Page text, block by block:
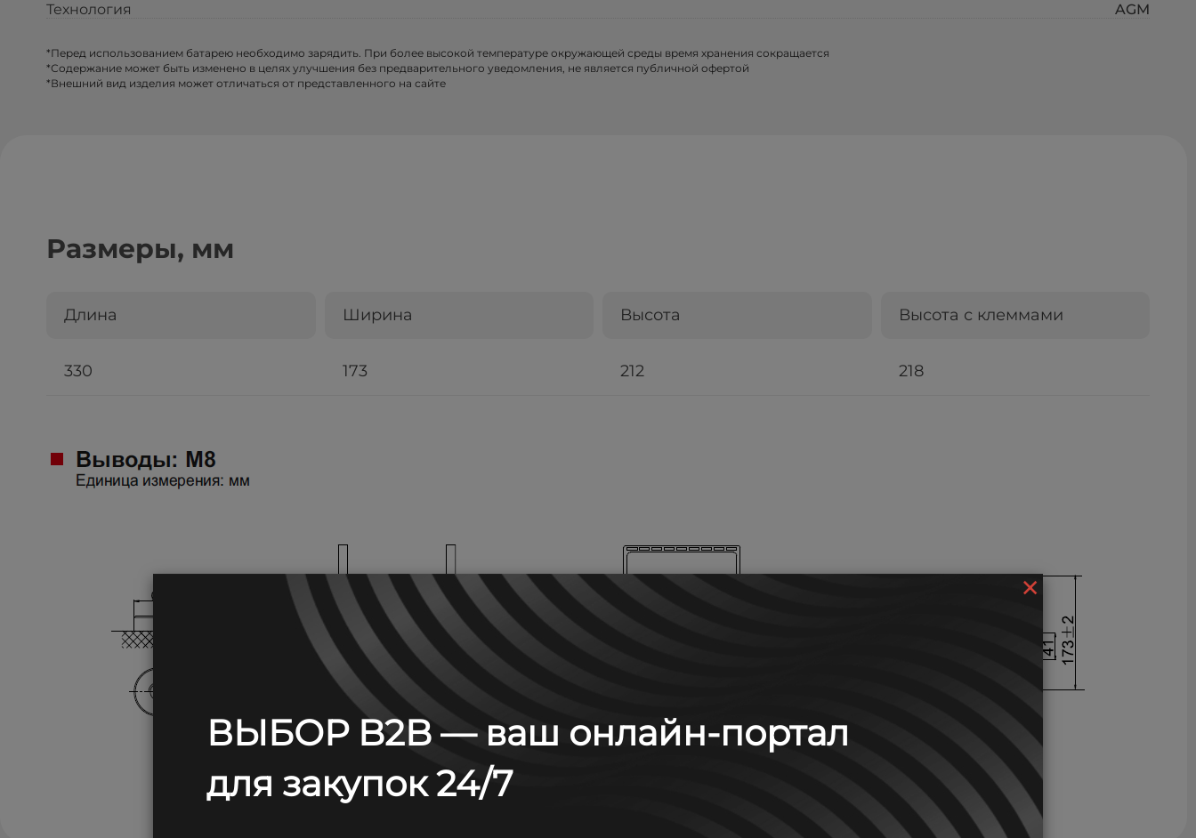
Технология
AGM
*Перед использованием батарею необходимо зарядить. При более высокой температуре окружающей среды время хранения сокращается
*Содержание может быть изменено в целях улучшения без предварительного уведомления, не является публичной офертой
*Внешний вид изделия может отличаться от представленного на сайте
Размеры, мм
Длина Ширина Высота Высота с клеммами
330 173 212 218
×
ВЫБОР B2B — ваш онлайн-портал
для закупок 24/7